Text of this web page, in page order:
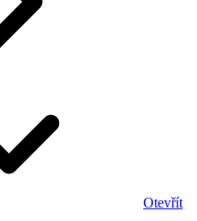
Otevřít